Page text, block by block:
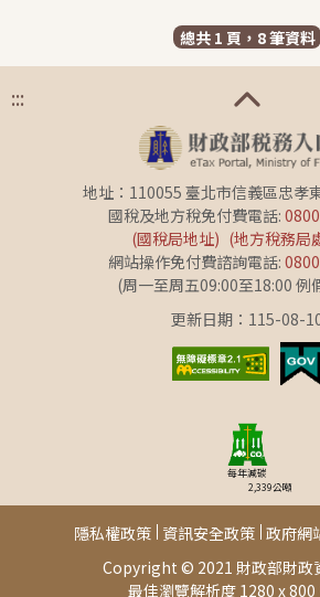
總共 1 頁，8 筆資料
:::
地址：110055 臺北市信義區忠孝
國稅及地方稅免付費電話:
(國稅局地址) (地方稅務局
網站操作免付費諮詢電話:
(周一至周五09:00至18:00 例
更新日期：115-08-
每年減碳
2,339公噸
Copyright © 2021 財政部財政
最佳瀏覽解析度 1280 x 800
隱私權政策 資訊安全政策 政府網